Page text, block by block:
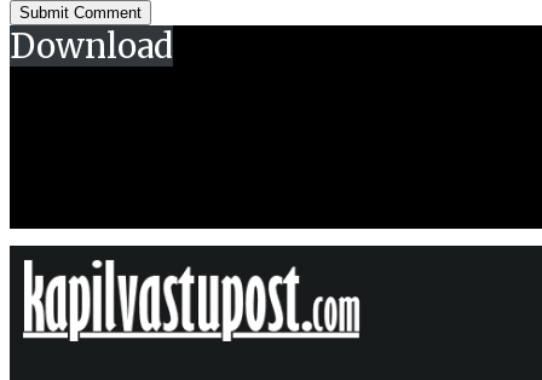
Download